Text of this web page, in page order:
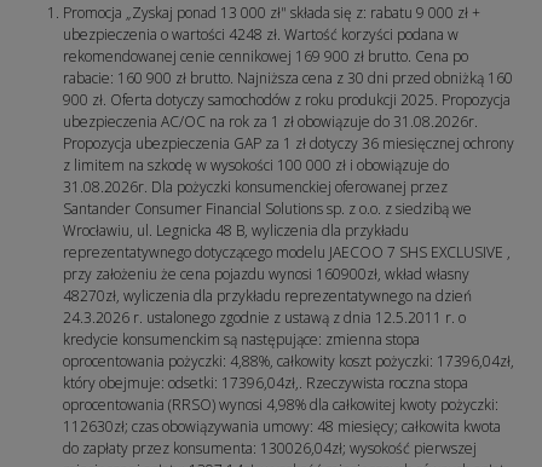
Promocja „Zyskaj ponad 13 000 zł" składa się z: rabatu 9 000 zł +
ubezpieczenia o wartości 4248 zł. Wartość korzyści podana w
rekomendowanej cenie cennikowej 169 900 zł brutto. Cena po
rabacie: 160 900 zł brutto. Najniższa cena z 30 dni przed obniżką 160
900 zł. Oferta dotyczy samochodów z roku produkcji 2025. Propozycja
ubezpieczenia AC/OC na rok za 1 zł obowiązuje do 31.08.2026r.
Propozycja ubezpieczenia GAP za 1 zł dotyczy 36 miesięcznej ochrony
z limitem na szkodę w wysokości 100 000 zł i obowiązuje do
31.08.2026r. Dla pożyczki konsumenckiej oferowanej przez
Santander Consumer Financial Solutions sp. z o.o. z siedzibą we
Wrocławiu, ul. Legnicka 48 B, wyliczenia dla przykładu
reprezentatywnego dotyczącego modelu JAECOO 7 SHS EXCLUSIVE ,
przy założeniu że cena pojazdu wynosi 160900zł, wkład własny
48270zł, wyliczenia dla przykładu reprezentatywnego na dzień
24.3.2026 r. ustalonego zgodnie z ustawą z dnia 12.5.2011 r. o
kredycie konsumenckim są następujące: zmienna stopa
oprocentowania pożyczki: 4,88%, całkowity koszt pożyczki: 17396,04zł,
który obejmuje: odsetki: 17396,04zł,. Rzeczywista roczna stopa
oprocentowania (RRSO) wynosi 4,98% dla całkowitej kwoty pożyczki:
112630zł; czas obowiązywania umowy: 48 miesięcy; całkowita kwota
do zapłaty przez konsumenta: 130026,04zł; wysokość pierwszej